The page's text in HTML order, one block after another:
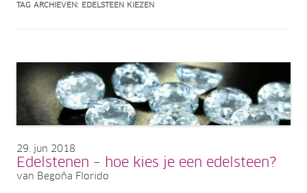
TAG ARCHIEVEN: EDELSTEEN KIEZEN
29 jun 2018
Edelstenen – hoe kies je een edelsteen?
van Begoña Florido